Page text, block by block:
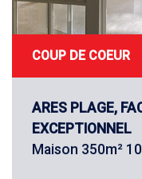
COUP DE COEUR
ARES PLAGE,
EXCEPTIONNEL
Maison 350m²